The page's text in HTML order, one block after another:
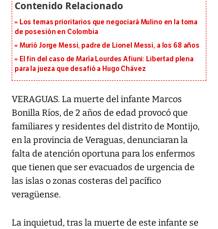
Los temas prioritarios que negociará Mulino en la toma
de posesión en Colombia
Murió Jorge Messi, padre de Lionel Messi, a los 68 años
El fin del caso de María Lourdes Afiuni: Libertad plena
para la jueza que desafió a Hugo Chávez
VERAGUAS. La muerte del infante Marcos
Bonilla Ríos, de 2 años de edad provocó que
familiares y residentes del distrito de Montijo,
en la provincia de Veraguas, denunciaran la
falta de atención oportuna para los enfermos
que tienen que ser evacuados de urgencia de
las islas o zonas costeras del pacífico
veragüense.
La inquietud, tras la muerte de este infante se